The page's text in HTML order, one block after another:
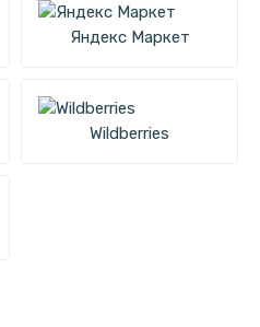
Яндекс Маркет
Wildberries